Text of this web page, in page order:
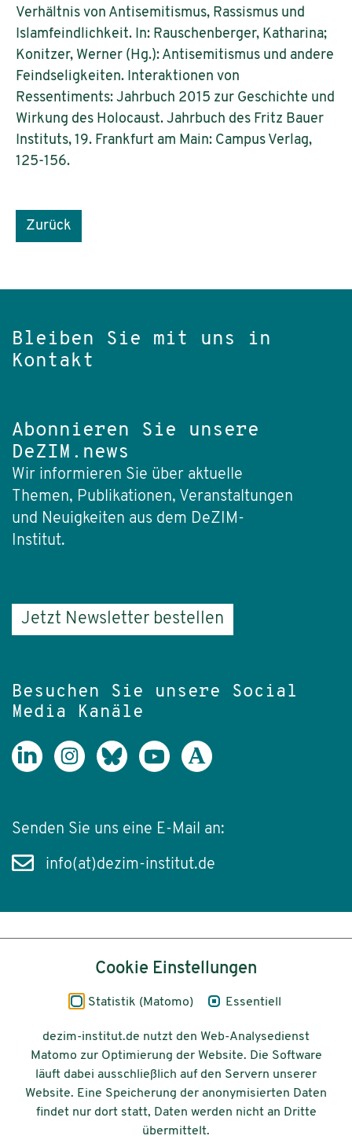
Verhältnis von Antisemitismus, Rassismus und
Islamfeindlichkeit. In: Rauschenberger, Katharina;
Konitzer, Werner (Hg.): Antisemitismus und andere
Feindseligkeiten. Interaktionen von
Ressentiments: Jahrbuch 2015 zur Geschichte und
Wirkung des Holocaust. Jahrbuch des Fritz Bauer
Instituts, 19. Frankfurt am Main: Campus Verlag,
125-156.
Zurück
Bleiben Sie mit uns in
Kontakt
Abonnieren Sie unsere
DeZIM.news
Wir informieren Sie über aktuelle
Themen, Publikationen, Veranstaltungen
und Neuigkeiten aus dem DeZIM-
Institut.
Jetzt Newsletter bestellen
Besuchen Sie unsere Social
Media Kanäle
Senden Sie uns eine E-Mail an:
info(at)dezim-institut.de
Impressum
Datenschutz
Barrierefreiheit
© 2026 Deutsches Zentrum für
Integrations-
Cookie Einstellungen
Statistik (Matomo) Essentiell
dezim-institut.de nutzt den Web-Analysedienst
Matomo zur Optimierung der Website. Die Software
läuft dabei ausschließlich auf den Servern unserer
Website. Eine Speicherung der anonymisierten Daten
findet nur dort statt, Daten werden nicht an Dritte
übermittelt.